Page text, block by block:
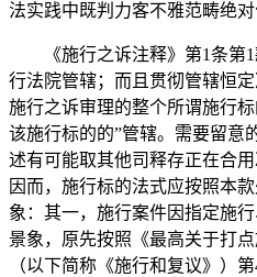
法实践中既判力客不雅范畴绝对
《施行之诉注释》第1条第1
行法院管辖；而且贯彻管辖恒
施行之诉审理的整个所谓施行
该施行标的的”管辖。需要留意
述有可能取其他司释存正在合
因而，施行标的法式应按照本
象：其一，施行案件因指定施
景象，原先按照《最高关于打
（以下简称《施行和复议》）